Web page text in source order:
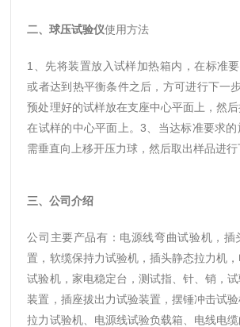
二、球压试验仪使用方法
1、先将装置放入试样加热箱内，在标准
或者达到热平衡条件之后，方可进行下一步
预处理好的试样放在支座中心平面上，然
在试样的中心平面上。3、当达标准要求的
需垂直向上移开压力球，然后取出样品进行
三、公司介绍
公司主要产品有：电源线弯曲试验机，插
置，软缆保持力试验机，插头静态拉力机
试验机，家电稳定台，测试指、针、销，
装置，插座拔出力试验装置，摆锤冲击试
拉力试验机、电源线试验负载箱、电线电